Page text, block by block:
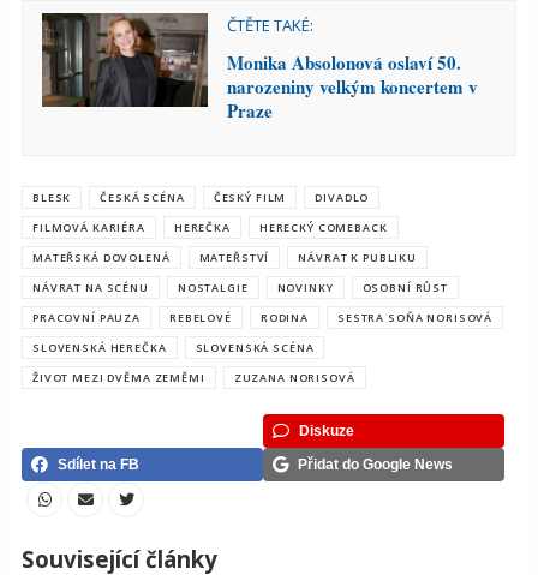
ČTĚTE TAKÉ:
Monika Absolonová oslaví 50.
narozeniny velkým koncertem v
Praze
BLESK ČESKÁ SCÉNA ČESKÝ FILM
DIVADLO
FILMOVÁ KARIÉRA
HEREČKA
HERECKÝ COMEBACK
MATEŘSKÁ DOVOLENÁ
MATEŘSTVÍ
NÁVRAT K PUBLIKU
NÁVRAT NA SCÉNU
NOSTALGIE NOVINKY
OSOBNÍ RŮST
PRACOVNÍ PAUZA
REBELOVÉ RODINA
SESTRA SOŇA NORISOVÁ
SLOVENSKÁ HEREČKA
SLOVENSKÁ SCÉNA
ŽIVOT MEZI DVĚMA ZEMĚMI
ZUZANA NORISOVÁ
Diskuze
Sdílet na FB
Přidat do Google News
Související články